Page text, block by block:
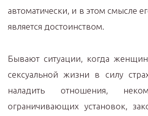
автоматически, и в этом смысле
является достоинством.
Бывают ситуации, когда
сексуальной жизни в силу
наладить отношения,
ограничивающих установок,